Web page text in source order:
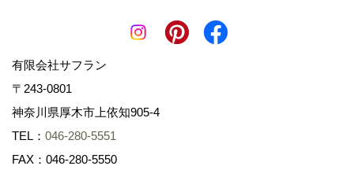
有限会社サフラン
〒243-0801
神奈川県厚木市上依知905-4
TEL： 046-280-5551
FAX：046-280-5550